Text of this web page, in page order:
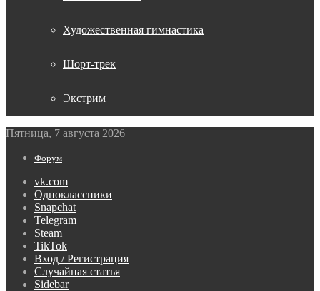
Художественная гимнастика
Шорт-трек
Экстрим
Пятница, 7 августа 2026
Форум
vk.com
Одноклассники
Snapchat
Telegram
Steam
TikTok
Вход / Регистрация
Случайная статья
Sidebar